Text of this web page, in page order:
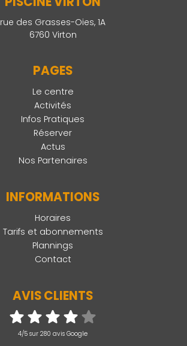
rue des Grasses-Oies, 1A
6760 Virton
PAGES
Le centre
Activités
Infos Pratiques
Réserver
Actus
Nos Partenaires
INFORMATIONS
Horaires
Tarifs et abonnements
Plannings
Contact
AVIS CLIENTS
4/5 sur 280 avis Google